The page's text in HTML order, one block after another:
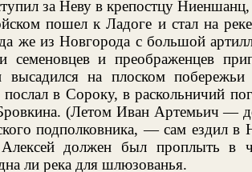
за Неву в крепостцу
пошел к Ладоге и стал на
же из Новгорода с большой
семеновцев и преображенцев
на плоском побережьи
в Сороку, в раскольничий
(Летом Иван Артемьич —
подполковника, — сам ездил в
Алексей должен был проплыть
ли река для шлюзованья.